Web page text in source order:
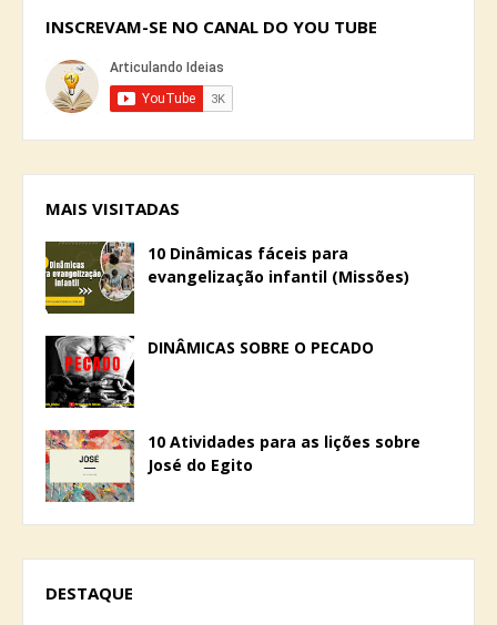
INSCREVAM-SE NO CANAL DO YOU TUBE
MAIS VISITADAS
10 Dinâmicas fáceis para
evangelização infantil (Missões)
DINÂMICAS SOBRE O PECADO
10 Atividades para as lições sobre
José do Egito
DESTAQUE